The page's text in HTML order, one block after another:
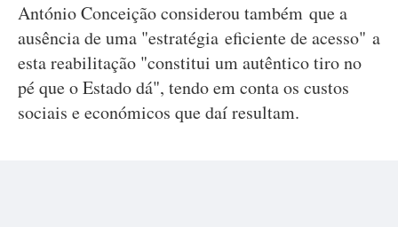
António Conceição considerou também que a
ausência de uma "estratégia eficiente de acesso" a
esta reabilitação "constitui um autêntico tiro no
pé que o Estado dá", tendo em conta os custos
sociais e económicos que daí resultam.